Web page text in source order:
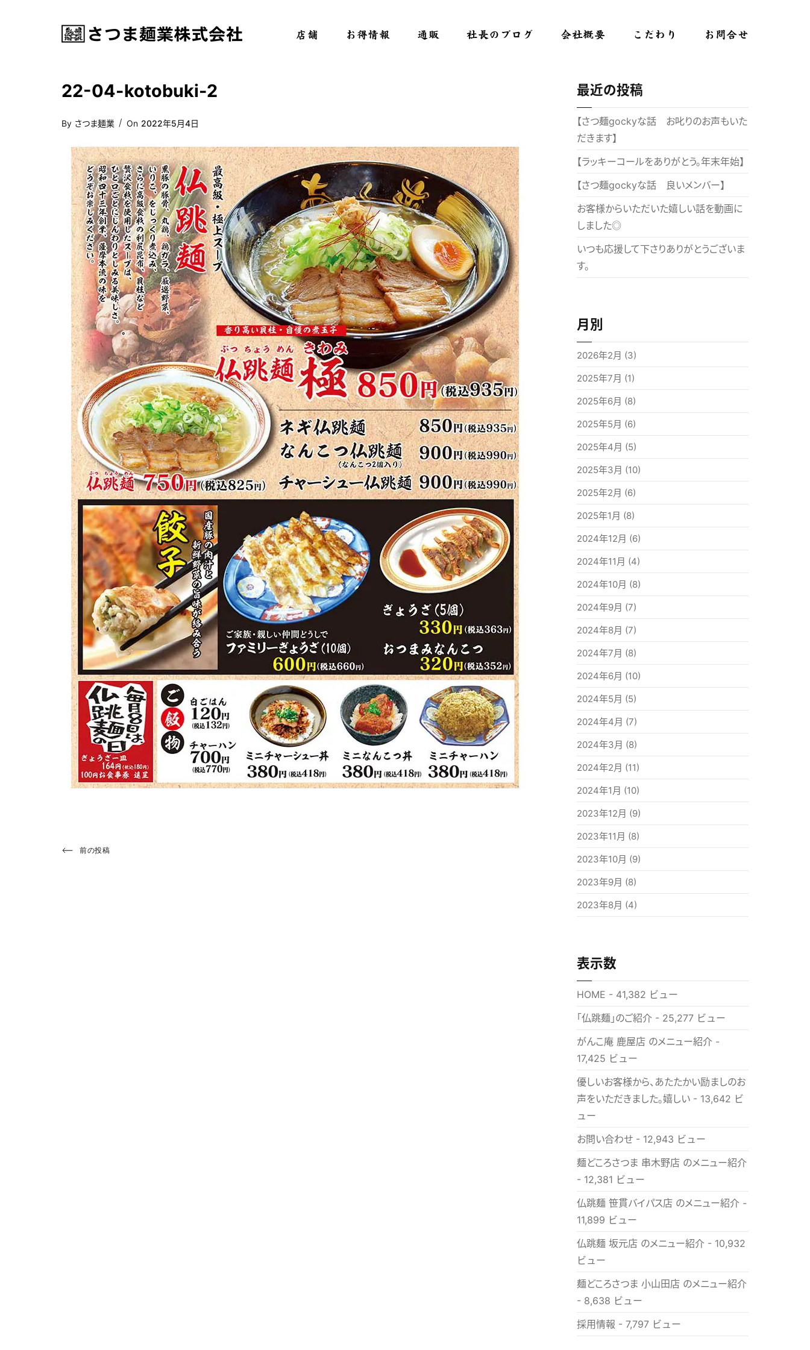
店舗 お得情報 通販 社長のブログ 会社概要 こだわり お問合せ
22-04-kotobuki-2
By さつま麺業
Posted
On 2022年5月4日
投
Previous
前の投稿
最近の投稿
【さつ麺gockyな話 お叱りのお声もいた
だきます】
【ラッキーコールをありがとう。年末年始】
【さつ麺gockyな話 良いメンバー】
お客様からいただいた嬉しい話を動画に
しました◎
いつも応援して下さりありがとうございま
す。
月別
2026年2月 (3)
2025年7月 (1)
2025年6月 (8)
2025年5月 (6)
2025年4月 (5)
2025年3月 (10)
2025年2月 (6)
2025年1月 (8)
2024年12月 (6)
2024年11月 (4)
2024年10月 (8)
2024年9月 (7)
2024年8月 (7)
2024年7月 (8)
2024年6月 (10)
2024年5月 (5)
2024年4月 (7)
2024年3月 (8)
2024年2月 (11)
2024年1月 (10)
2023年12月 (9)
2023年11月 (8)
2023年10月 (9)
2023年9月 (8)
2023年8月 (4)
表示数
HOME - 41,382 ビュー
「仏跳麺」のご紹介 - 25,277 ビュー
がんこ庵 鹿屋店 のメニュー紹介 -
17,425 ビュー
優しいお客様から、あたたかい励ましのお
声をいただきました。嬉しい - 13,642 ビ
ュー
お問い合わせ - 12,943 ビュー
麺どころさつま 串木野店 のメニュー紹介
- 12,381 ビュー
仏跳麺 笹貫バイパス店 のメニュー紹介 -
11,899 ビュー
仏跳麺 坂元店 のメニュー紹介 - 10,932
ビュー
麺どころさつま 小山田店 のメニュー紹介
- 8,638 ビュー
採用情報 - 7,797 ビュー